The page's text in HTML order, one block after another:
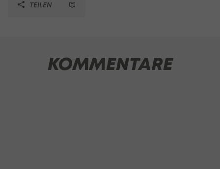
TEILEN
KOMMENTARE